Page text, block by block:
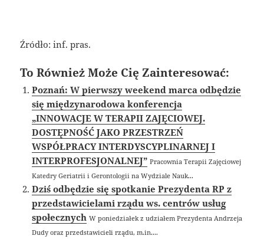
Źródło: inf. pras.
To Również Może Cię Zainteresować:
Poznań: W pierwszy weekend marca odbędzie
się międzynarodowa konferencja
„INNOWACJE W TERAPII ZAJĘCIOWEJ.
DOSTĘPNOŚĆ JAKO PRZESTRZEŃ
WSPÓŁPRACY INTERDYSCYPLINARNEJ I
INTERPROFESJONALNEJ” Pracownia Terapii Zajęciowej
Katedry Geriatrii i Gerontologii na Wydziale Nauk...
Dziś odbędzie się spotkanie Prezydenta RP z
przedstawicielami rządu ws. centrów usług
społecznych W poniedziałek z udziałem Prezydenta Andrzeja
Dudy oraz przedstawicieli rządu, m.in....